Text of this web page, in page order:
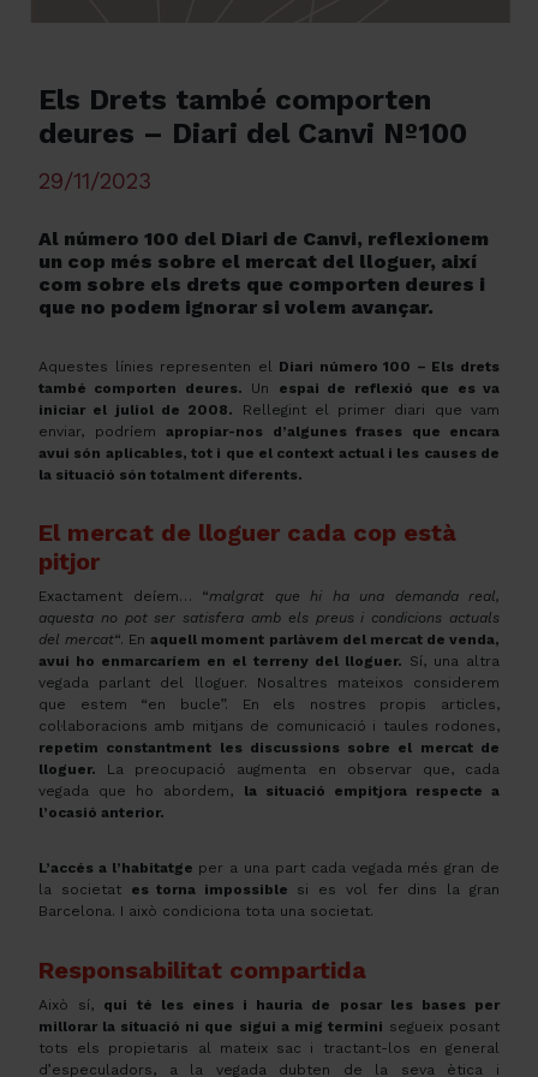
Els Drets també comporten
deures – Diari del Canvi Nº100
29/11/2023
Al número 100 del Diari de Canvi, reflexionem
un cop més sobre el mercat del lloguer, així
com sobre els drets que comporten deures i
que no podem ignorar si volem avançar.
Aquestes línies representen el Diari número 100 – Els drets
també comporten deures. Un espai de reflexió que es va
iniciar el juliol de 2008. Rellegint el primer diari que vam
enviar, podríem apropiar-nos d’algunes frases que encara
avui són aplicables, tot i que el context actual i les causes de
la situació són totalment diferents.
El mercat de lloguer cada cop està
pitjor
Exactament deíem… “malgrat que hi ha una demanda real,
aquesta no pot ser satisfera amb els preus i condicions actuals
del mercat“. Enaquell moment parlàvem del mercat de venda,
avui ho enmarcaríem en el terreny del lloguer. Sí, una altra
vegada parlant del lloguer. Nosaltres mateixos considerem
que estem “en bucle”. En els nostres propis articles,
col·laboracions amb mitjans de comunicació i taules rodones,
repetim constantment les discussions sobre el mercat de
lloguer. La preocupació augmenta en observar que, cada
vegada que ho abordem,
la situació empitjora respecte a
l’ocasió anterior.
L’accés a l’habitatge per a una part cada vegada més gran de
la societat es torna impossible si es vol fer dins la gran
Barcelona. I això condiciona tota una societat.
Responsabilitat compartida
Això sí, qui té les eines i hauria de posar les bases per
millorar la situació ni que sigui a mig termini segueix posant
tots els propietaris al mateix sac i tractant-los en general
d’especuladors, a la vegada dubten de la seva ètica i